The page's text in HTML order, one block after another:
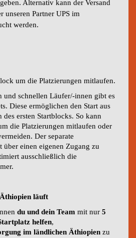
Alternativ kann der Versand
unseren Partner UPS im
werden.
um die Platzierungen mitlaufen.
und schnellen Läufer/-innen gibt es
Diese ermöglichen den Start aus
des ersten Startblocks. So kann
die Platzierungen mitlaufen oder
Der separate
über einen eigenen Zugang zu
ausschließlich die
läuft
du und dein Team mit nur 5
helfen,
im ländlichen Äthiopien zu